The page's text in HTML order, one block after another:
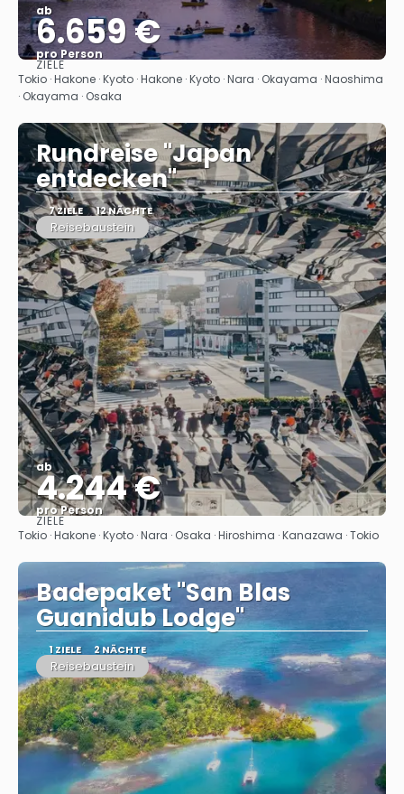
ab
6.659 €
pro Person
Sehen
ZIELE
Tokio · Hakone · Kyoto · Hakone · Kyoto · Nara · Okayama · Naoshima
· Okayama · Osaka
Rundreise "Japan
entdecken"
7 ZIELE 12 NÄCHTE
Reisebaustein
ab
4.244 €
pro Person
Sehen
ZIELE
Tokio · Hakone · Kyoto · Nara · Osaka · Hiroshima · Kanazawa · Tokio
Badepaket "San Blas
Guanidub Lodge"
1 ZIELE 2 NÄCHTE
Reisebaustein